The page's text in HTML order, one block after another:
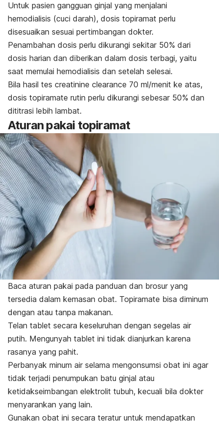
Untuk pasien gangguan ginjal yang menjalani
hemodialisis (cuci darah), dosis topiramat perlu
disesuaikan sesuai pertimbangan dokter.
Penambahan dosis perlu dikurangi sekitar 50% dari
dosis harian dan diberikan dalam dosis terbagi, yaitu
saat memulai hemodialisis dan setelah selesai.
Bila hasil tes creatinine clearance 70 ml/menit ke atas,
dosis topiramate rutin perlu dikurangi sebesar 50% dan
dititrasi lebih lambat.
Aturan pakai topiramat
Baca aturan pakai pada panduan dan brosur yang
tersedia dalam kemasan obat. Topiramate bisa diminum
dengan atau tanpa makanan.
Telan tablet secara keseluruhan dengan segelas air
putih. Mengunyah tablet ini tidak dianjurkan karena
rasanya yang pahit.
Perbanyak minum air selama mengonsumsi obat ini agar
tidak terjadi penumpukan batu ginjal atau
ketidakseimbangan elektrolit tubuh, kecuali bila dokter
menyarankan yang lain.
Gunakan obat ini secara teratur untuk mendapatkan